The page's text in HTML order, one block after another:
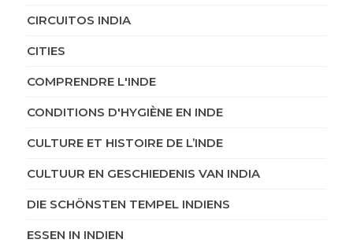
CIRCUITOS INDIA
CITIES
COMPRENDRE L'INDE
CONDITIONS D'HYGIÈNE EN INDE
CULTURE ET HISTOIRE DE L’INDE
CULTUUR EN GESCHIEDENIS VAN INDIA
DIE SCHÖNSTEN TEMPEL INDIENS
ESSEN IN INDIEN